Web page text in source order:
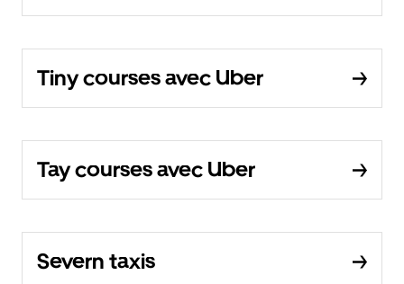
Tiny courses avec Uber
Tay courses avec Uber
Severn taxis